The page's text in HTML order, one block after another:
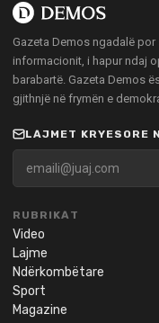
Gazeta Demos ngadalë
informacionit, i hapur ndaj
barabartë. Gazeta Demos
gjithnjë në frymën e
LAJMET KRYESORE
RUBRIKAT
Video
Lajme
Ndërkombëtare
Sport
Magazine